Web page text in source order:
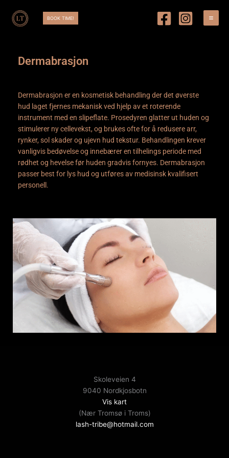
BOOK TIME!
Dermabrasjon
Dermabrasjon er en kosmetisk behandling der det øverste
hud laget fjernes mekanisk ved hjelp av et roterende
instrument med en slipeflate. Prosedyren glatter ut huden og
stimulerer ny cellevekst, og brukes ofte for å redusere arr,
rynker, sol skader og ujevn hud tekstur. Behandlingen krever
vanligvis bedøvelse og innebærer en tilhelings periode med
rødhet og hevelse før huden gradvis fornyes. Dermabrasjon
passer best for lys hud og utføres av medisinsk kvalifisert
personell.
Skoleveien 4
9040 Nordkjosbotn
Vis kart
(Nær Tromsø i Troms)
lash-tribe@hotmail.com